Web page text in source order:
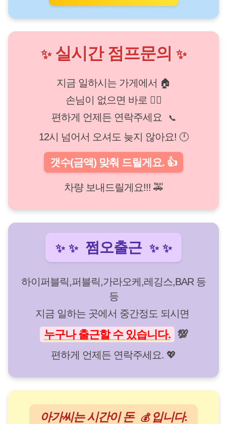
✨ 실시간 점프문의 ✨
지금 일하시는 가게에서 🏠
손님이 없으면 바로 🏃‍♀️
편하게 언제든 연락주세요
📞
12시 넘어서 오셔도 늦지 않아요! 🕛
갯수(금액) 맞춰 드릴게요. 👍
차량 보내드릴게요!!! 🚕
✨ ✨ 쩜오출근 ✨ ✨
하이퍼블릭,퍼블릭,가라오케,레깅스,BAR 등
등
지금 일하는 곳에서 중간정도 되시면
누구나 출근할 수 있습니다. 💯
편하게 언제든 연락주세요. 💖
아가씨는 시간이 돈 💰입니다.